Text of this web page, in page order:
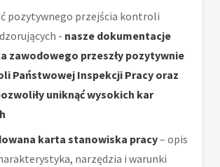
pozytywnego przejścia kontroli
- nasze dokumentacje
zawodowego przeszły pozytywnie
Państwowej Inspekcji Pracy oraz
uniknąć wysokich kar
karta stanowiska pracy– opis
narzędzia i warunki